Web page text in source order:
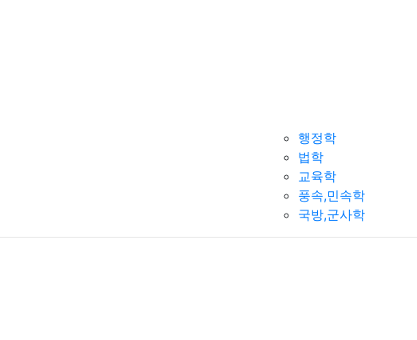
행정학
법학
교육학
풍속,민속학
국방,군사학